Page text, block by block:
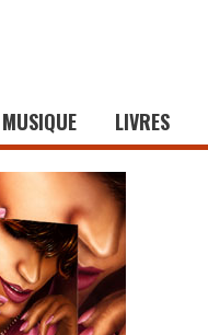
MUSIQUE LIVRES